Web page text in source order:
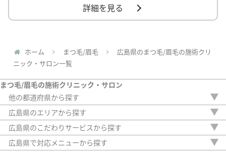
詳細を見る
ホーム まつ毛/眉毛
広島県のまつ毛/眉毛の施術クリ
ニック・サロン一覧
まつ毛/眉毛の施術クリニック・サロン
他の都道府県から探す
北海道
栃木県
埼玉県
千葉県
東京都
広島県のエリアから探す
広島市
広島県のこだわりサービスから探す
駅から徒歩5分以内
20時以降OK
広島県で対応メニューから探す